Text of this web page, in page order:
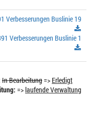
Verbesserungen Buslinie 19
Verbesserungen Buslinie 1
In Bearbeitung=> Erledigt
=>laufende Verwaltung